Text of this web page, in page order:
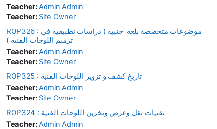
Teacher:Admin Admin
Teacher: Site Owner
ROP326 : موضوعات متخصصة بلغة أجنبية ( دراسات تطبيقية فى
ترميم اللوحات الفنية )
Teacher:Admin Admin
Teacher: Site Owner
ROP325 : تاريخ كشف و تزوير اللوحات الفنية
Teacher:Admin Admin
Teacher: Site Owner
ROP324 : تقنيات نقل وعرض وتخزين اللوحات الفنية
Teacher:Admin Admin